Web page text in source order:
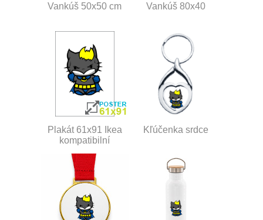
Vankúš 50x50 cm Vankúš 80x40
Plakát 61x91 Ikea
kompatibilní
Kľúčenka srdce